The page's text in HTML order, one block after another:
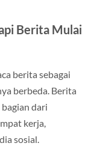
Berita Mulai
berita sebagai
berbeda. Berita
dari
kerja,
sosial.